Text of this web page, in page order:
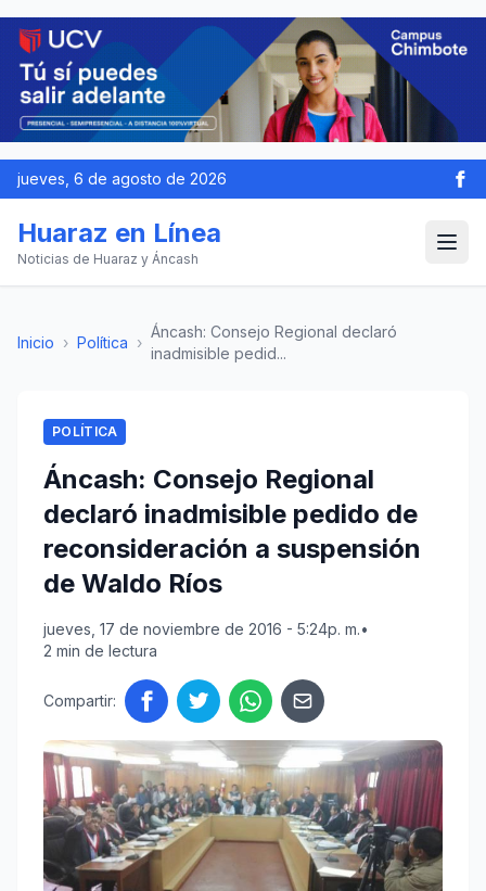
jueves, 6 de agosto de 2026
Huaraz en Línea
Noticias de Huaraz y Áncash
Inicio › Política ›
Áncash: Consejo Regional declaró
inadmisible pedid...
POLÍTICA
Áncash: Consejo Regional
declaró inadmisible pedido de
reconsideración a suspensión
de Waldo Ríos
jueves, 17 de noviembre de 2016 - 5:24p. m.•
2 min de lectura
Compartir: